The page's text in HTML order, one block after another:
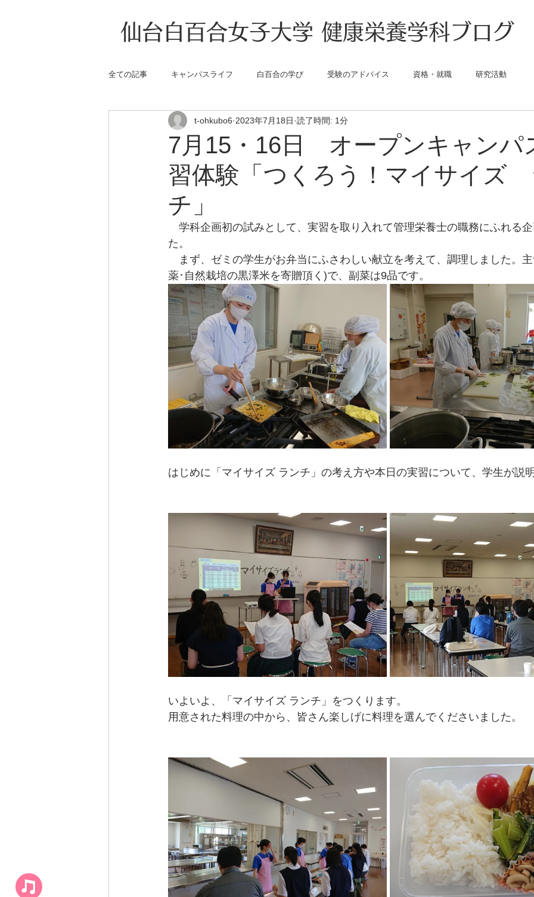
全ての記事 キャンパスライフ 白百合の学び 受験のアドバイス 資格・就職 研究活動
7月15・16日 オープンキャンパ
習体験「つくろう！マイサイズ
チ」
t-ohkubo6 2023年7月18日 読了時間: 1分
学科企画初の試みとして、実習を取り入れて管理栄養士の職務にふれる
た。
まず、ゼミの学生がお弁当にふさわしい献立を考えて、調理しました。
薬･自然栽培の黒澤米を寄贈頂く)で、副菜は9品です。
はじめに「マイサイズ ランチ」の考え方や本日の実習について、学生が説
いよいよ、「マイサイズ ランチ」をつくります。
用意された料理の中から、皆さん楽しげに料理を選んでくださいました。
仙台白百合女子大学 健康栄養学科ブログ